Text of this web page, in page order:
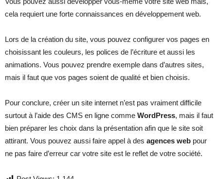
cela requiert une forte connaissances en développement web.
Lors de la création du site, vous pouvez configurer vos pages en
choisissant les couleurs, les polices de l’écriture et aussi les
animations. Vous pouvez prendre exemple dans d’autres sites,
mais il faut que vos pages soient de qualité et bien choisis.
Pour conclure, créer un site internet n’est pas vraiment difficile
surtout à l’aide des CMS en ligne comme WordPress, mais il faut
bien préparer les choix dans la présentation afin que le site soit
attirant. Vous pouvez aussi faire appel à des agences web pour
ne pas faire d’erreur car votre site est le reflet de votre société.